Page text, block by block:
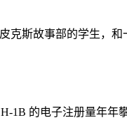
斯故事部的学生，
1B 的电子注册量年